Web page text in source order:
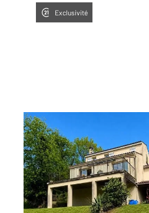
Exclusivité
SAINTES 17
111,30 m2 , 4 pièces
Ref : 5792
Maison à vendre
275 700 €
Visiter le site dédié